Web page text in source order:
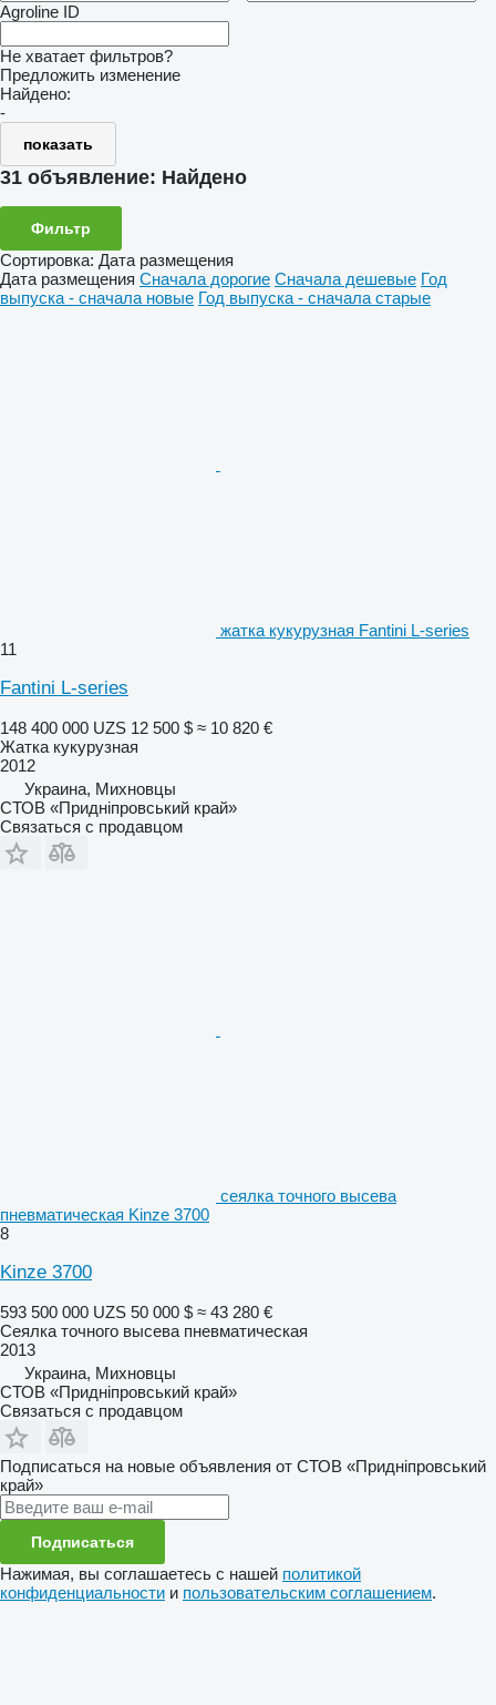
Agroline ID
Не хватает фильтров?
Предложить изменение
Найдено:
-
показать
31 объявление: Найдено
Фильтр
Сортировка: Дата размещения
Дата размещения Сначала дорогие Сначала дешевые Год
выпуска - сначала новые Год выпуска - сначала старые
жатка кукурузная Fantini L-series
11
Fantini L-series
148 400 000 UZS 12 500 $ ≈ 10 820 €
Жатка кукурузная
2012
Украина, Михновцы
СТОВ «Придніпровський край»
Связаться с продавцом
сеялка точного высева
пневматическая Kinze 3700
8
Kinze 3700
593 500 000 UZS 50 000 $ ≈ 43 280 €
Сеялка точного высева пневматическая
2013
Украина, Михновцы
СТОВ «Придніпровський край»
Связаться с продавцом
Подписаться на новые объявления от СТОВ «Придніпровський
край»
Подписаться
Нажимая, вы соглашаетесь с нашей политикой
конфиденциальности и пользовательским соглашением.